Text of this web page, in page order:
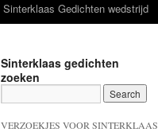
Sinterklaas Gedichten wedstrijd
Sinterklaas gedichten
zoeken
VERZOEKJES VOOR SINTERKLAAS